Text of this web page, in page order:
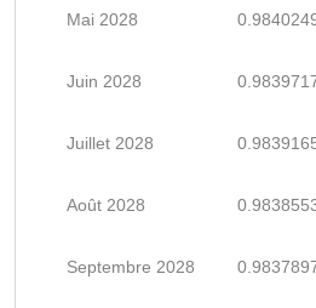
Mai 2028
Juin 2028
Juillet 2028
Août 2028
Septembre 2028